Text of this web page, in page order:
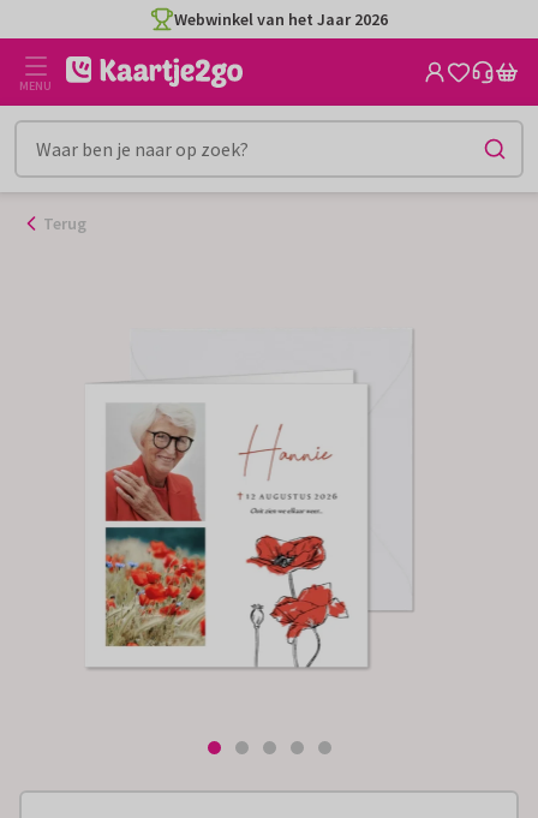
naar
inhoud
Webwinkel van het Jaar 2026
MENU
Terug